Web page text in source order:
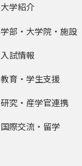
大学紹介
学部・大学院・施設
入試情報
教育・学生支援
研究・産学官連携
国際交流・留学